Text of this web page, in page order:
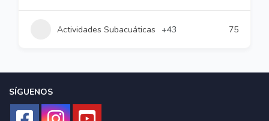
Actividades Subacuáticas +43 75
SÍGUENOS